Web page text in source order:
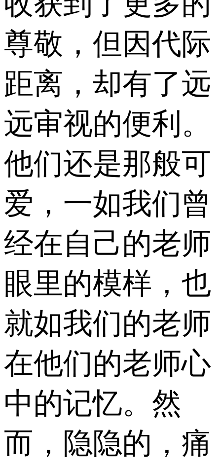
尊敬，但因代际
距离，却有了远
远审视的便利。
他们还是那般可
爱，一如我们曾
经在自己的老师
眼里的模样，也
就如我们的老师
在他们的老师心
中的记忆。然
而，隐隐的，痛